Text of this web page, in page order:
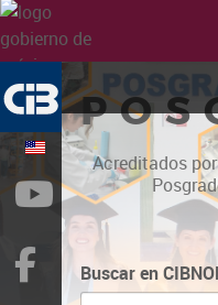
Acreditados
Buscar en
YouTube
Facebook